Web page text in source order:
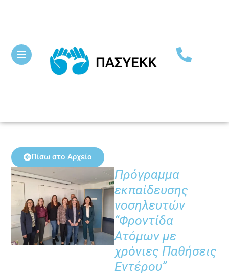
Πίσω στο Αρχείο
Πρόγραμμα
εκπαίδευσης
νοσηλευτών
“Φροντίδα
Ατόμων με
χρόνιες Παθήσεις
Εντέρου”